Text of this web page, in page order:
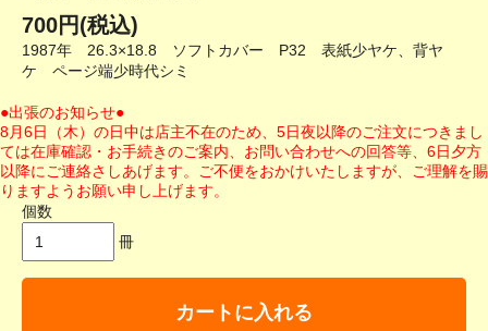
700円(税込)
1987年 26.3×18.8 ソフトカバー P32 表紙少ヤケ、背ヤ
ケ ページ端少時代シミ
●出張のお知らせ●
8月6日（木）の日中は店主不在のため、5日夜以降のご注文につきまし
ては在庫確認・お手続きのご案内、お問い合わせへの回答等、6日夕方
以降にご連絡さしあげます。ご不便をおかけいたしますが、ご理解を賜
りますようお願い申し上げます。
個数
冊
カートに入れる